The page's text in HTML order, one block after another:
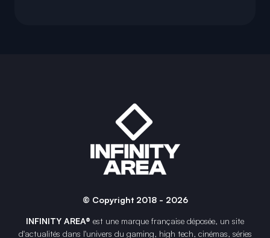
© Copyright 2018 - 2026
INFINITY AREA® est une marque française déposée, un site
d'actualités dans l'univers du gaming, high tech, cinémas, séries